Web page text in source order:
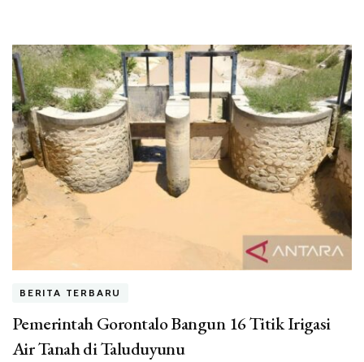
BERITA TERBARU
Pemerintah Gorontalo Bangun 16 Titik Irigasi
Air Tanah di Taluduyunu